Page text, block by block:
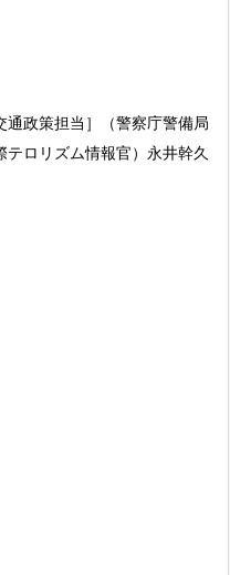
政策担当］（警察庁警備局
ロリズム情報官）永井幹久